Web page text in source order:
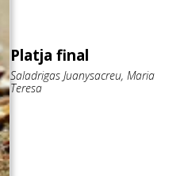
Platja final
Saladrigas Juanysacreu, Maria
Teresa